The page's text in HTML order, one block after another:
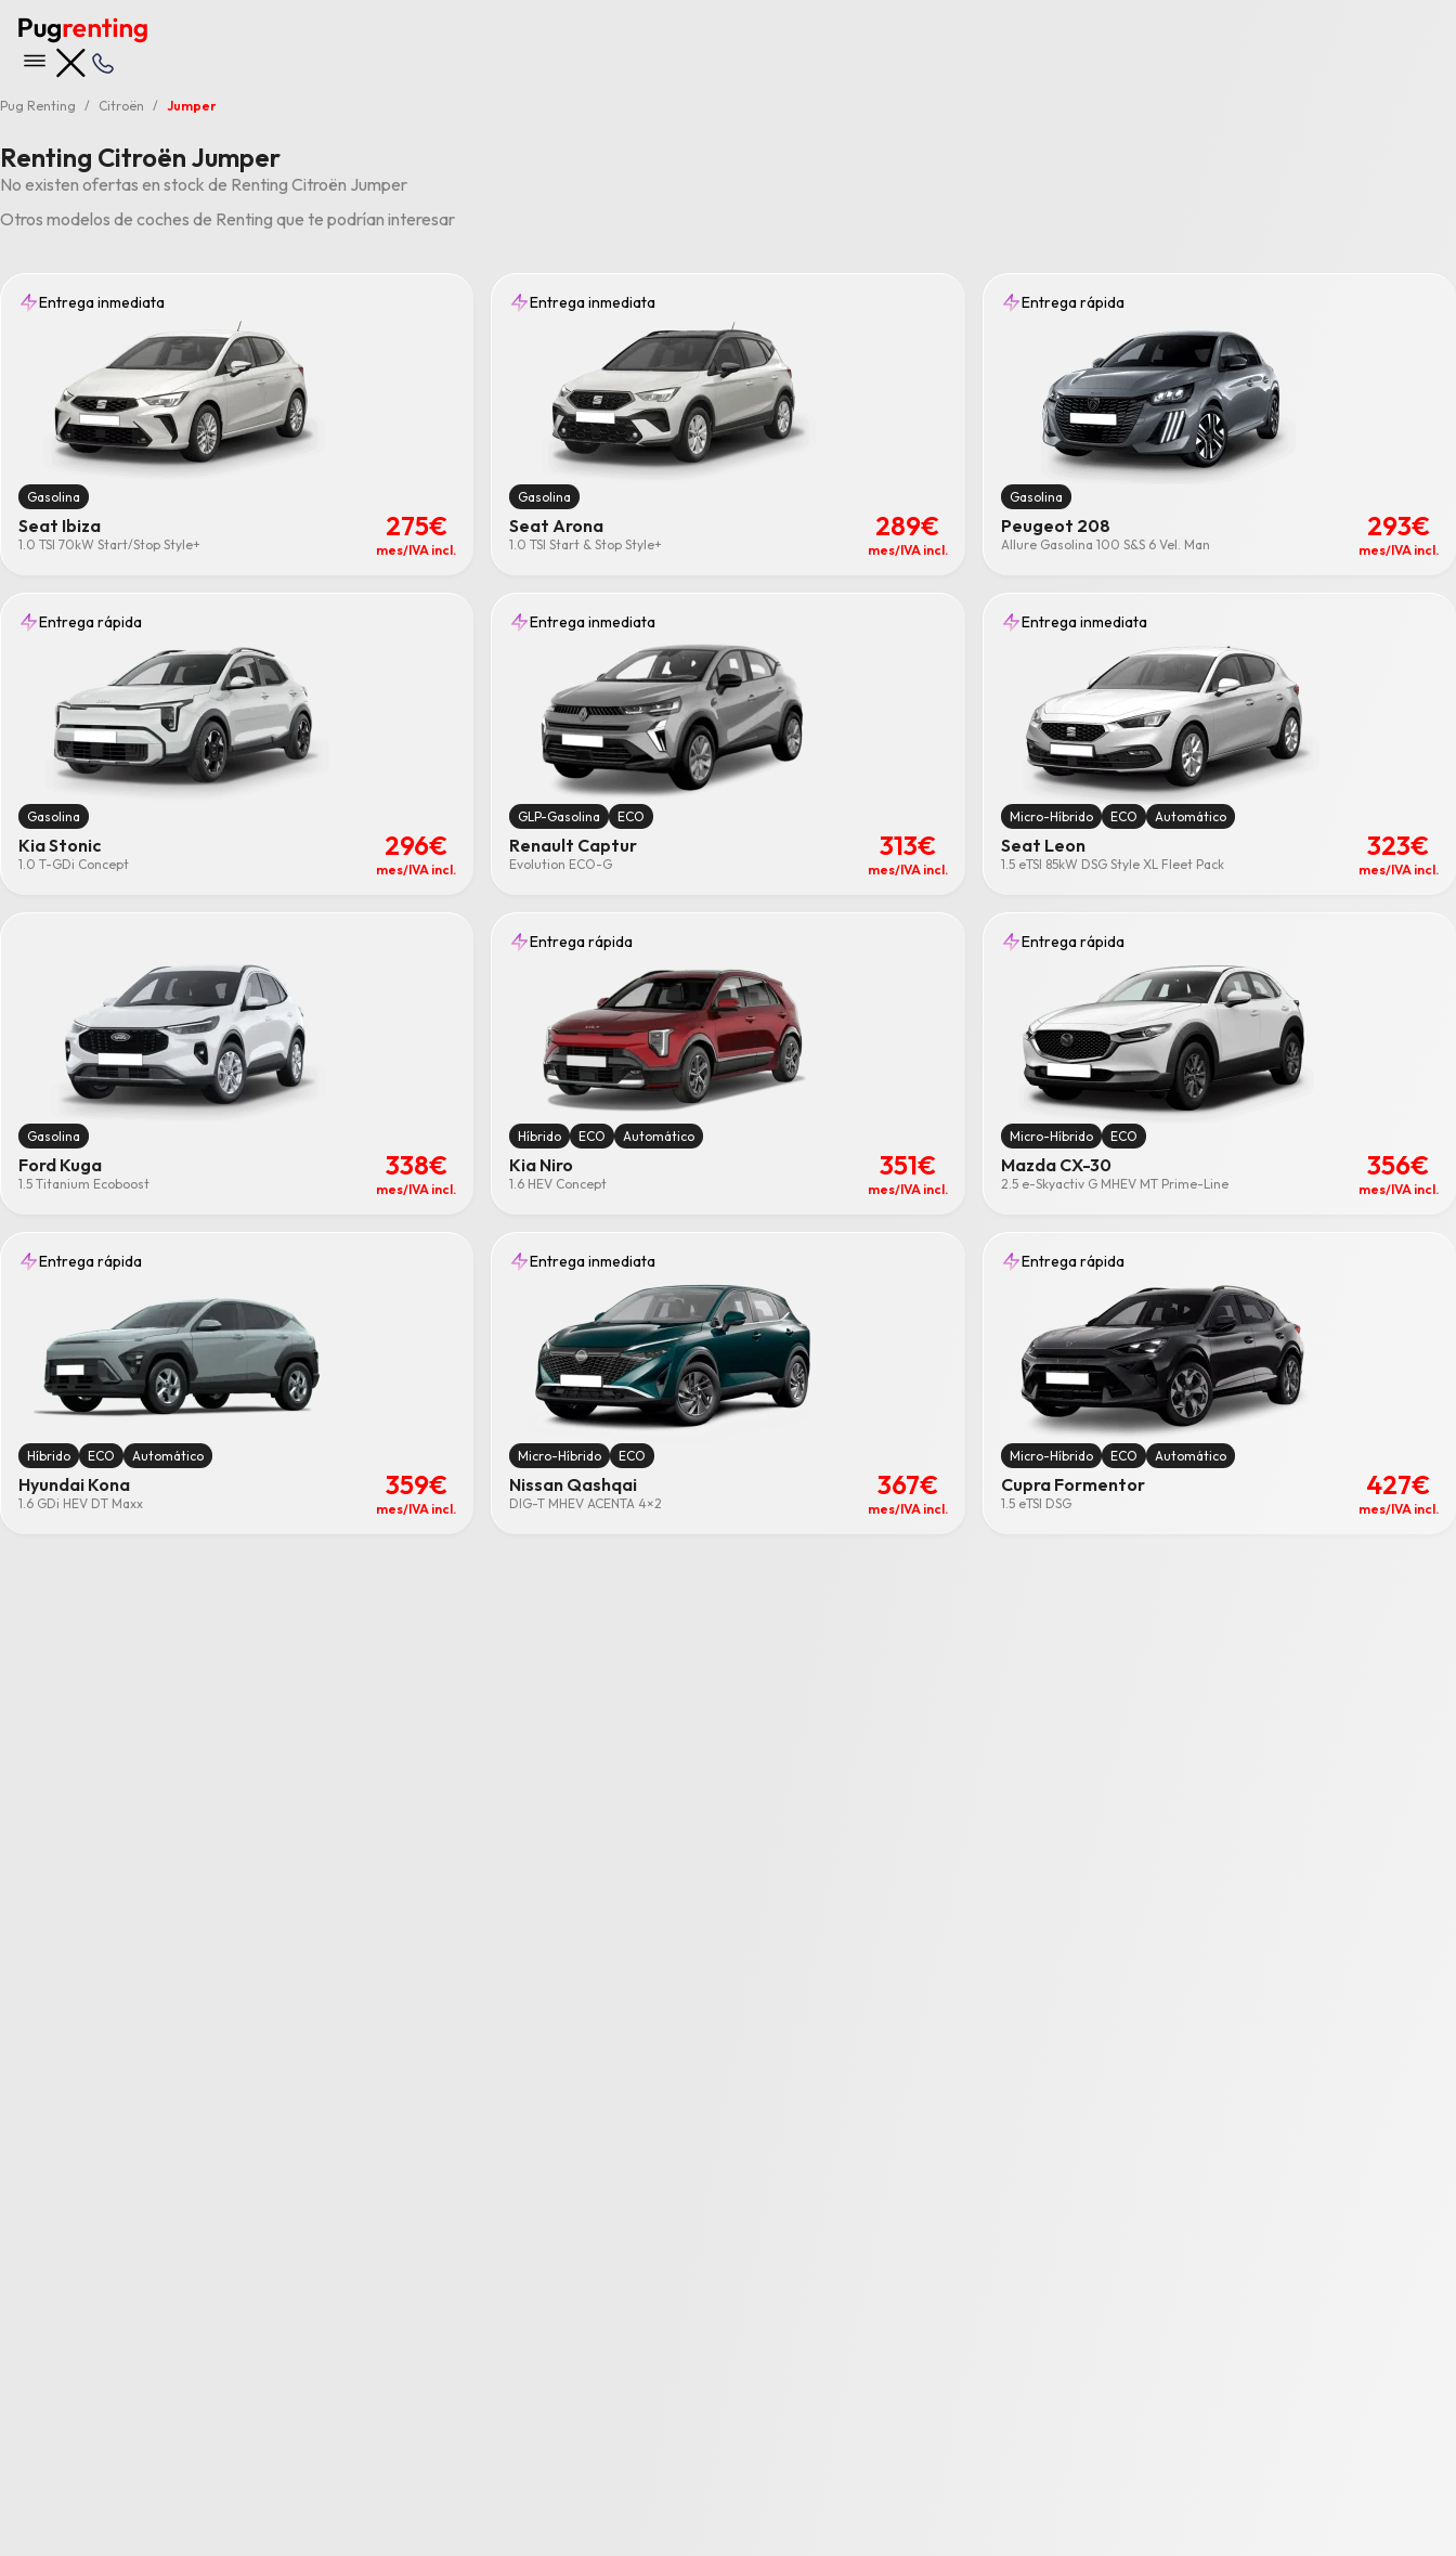
Pug Renting Citroën Jumper
Renting Citroën Jumper
No existen ofertas en stock de Renting Citroën Jumper
Otros modelos de coches de Renting que te podrían interesar
Entrega inmediata
Gasolina
Seat Ibiza
1.0 TSI 70kW Start/Stop Style+
275€
mes/IVA incl.
Entrega inmediata
Gasolina
Seat Arona
1.0 TSI Start & Stop Style+
289€
mes/IVA incl.
Entrega rápida
Gasolina
Peugeot 208
Allure Gasolina 100 S&S 6 Vel. Man
293€
mes/IVA incl.
Entrega rápida
Gasolina
Kia Stonic
1.0 T-GDi Concept
296€
mes/IVA incl.
Entrega inmediata
GLP-Gasolina ECO
Renault Captur
Evolution ECO-G
313€
mes/IVA incl.
Entrega inmediata
Micro-Híbrido ECO Automático
Seat Leon
1.5 eTSI 85kW DSG Style XL Fleet Pack
323€
mes/IVA incl.
Gasolina
Ford Kuga
1.5 Titanium Ecoboost
338€
mes/IVA incl.
Entrega rápida
Híbrido ECO Automático
Kia Niro
1.6 HEV Concept
351€
mes/IVA incl.
Entrega rápida
Micro-Híbrido ECO
Mazda CX-30
2.5 e-Skyactiv G MHEV MT Prime-Line
356€
mes/IVA incl.
Entrega rápida
Híbrido ECO Automático
Hyundai Kona
1.6 GDi HEV DT Maxx
359€
mes/IVA incl.
Entrega inmediata
Micro-Híbrido ECO
Nissan Qashqai
DIG-T MHEV ACENTA 4×2
367€
mes/IVA incl.
Entrega rápida
Micro-Híbrido ECO Automático
Cupra Formentor
1.5 eTSI DSG
427€
mes/IVA incl.